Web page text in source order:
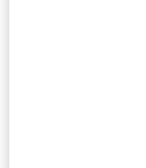
En effet, les AINS, dont
500 EFFERVESCENT,
peuvent causer des
pour certains, des
exposition en début de
À partir de 2 mois et
semaines
EFFERVESCENT,
provoquer des
votre bébé, s’il est
jours, ce qui peut
du liquide amniotique